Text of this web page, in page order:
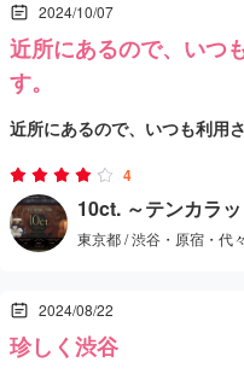
ねた方の落ち着きがある反面
んでした。
施術の内容は全体的に見て普
残るものはありませんでした
と、やや物足りなさを感じる
こちらのお店は中国人のお客
わないかもしれません。施術
2024/10/07
近所にあるので、いつ
す。
近所にあるので、いつも利用
家から近い場所って、本当に
それに、お金がないときにし
らえることもあるんです。
ます。
特に、渋谷の宮益坂口近辺に
4
10ct. ～テンカラ
東京都 / 渋谷・原宿・代
2024/08/22
珍しく渋谷